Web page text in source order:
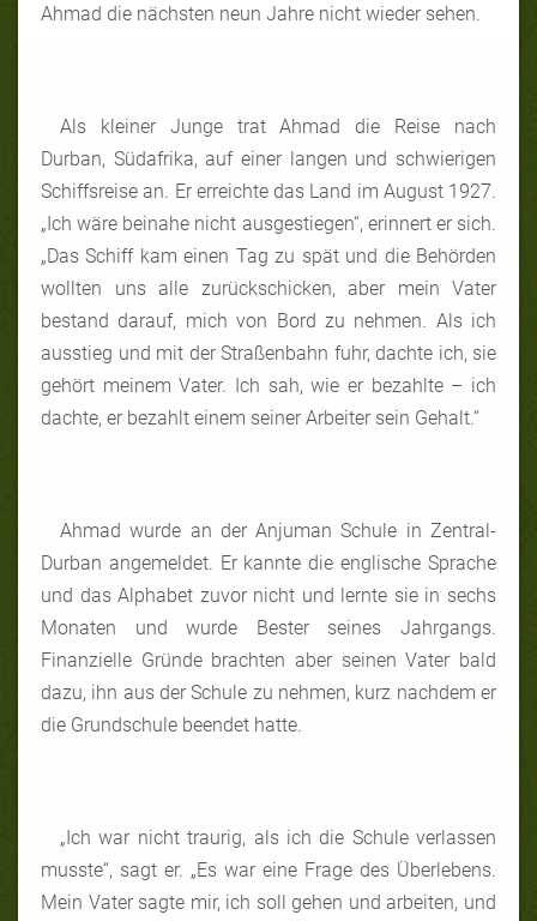
Ahmad die nächsten neun Jahre nicht wieder sehen.
Als kleiner Junge trat Ahmad die Reise nach
Durban, Südafrika, auf einer langen und schwierigen
Schiffsreise an. Er erreichte das Land im August 1927.
„Ich wäre beinahe nicht ausgestiegen“, erinnert er sich.
„Das Schiff kam einen Tag zu spät und die Behörden
wollten uns alle zurückschicken, aber mein Vater
bestand darauf, mich von Bord zu nehmen. Als ich
ausstieg und mit der Straßenbahn fuhr, dachte ich, sie
gehört meinem Vater. Ich sah, wie er bezahlte – ich
dachte, er bezahlt einem seiner Arbeiter sein Gehalt.“
Ahmad wurde an der Anjuman Schule in Zentral-
Durban angemeldet. Er kannte die englische Sprache
und das Alphabet zuvor nicht und lernte sie in sechs
Monaten und wurde Bester seines Jahrgangs.
Finanzielle Gründe brachten aber seinen Vater bald
dazu, ihn aus der Schule zu nehmen, kurz nachdem er
die Grundschule beendet hatte.
„Ich war nicht traurig, als ich die Schule verlassen
musste“, sagt er. „Es war eine Frage des Überlebens.
Mein Vater sagte mir, ich soll gehen und arbeiten, und